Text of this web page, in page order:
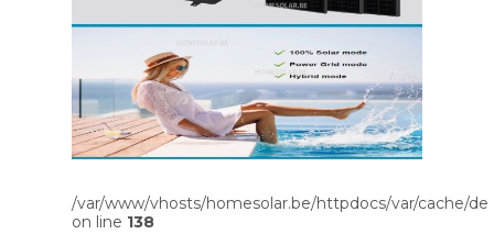
/var/www/vhosts/homesolar.be/httpdocs/var/cache/
on line 138